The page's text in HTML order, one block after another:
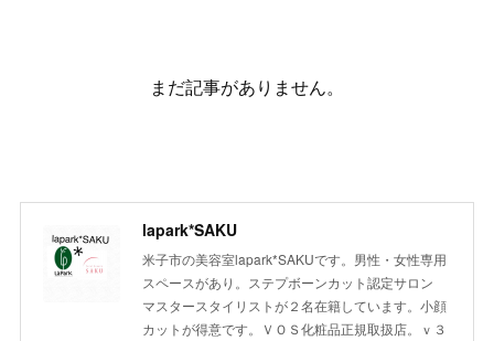
まだ記事がありません。
lapark*SAKU
米子市の美容室lapark*SAKUです。男性・女性専用
スペースがあり。ステプボーンカット認定サロン
マスタースタイリストが２名在籍しています。小顔
カットが得意です。ＶＯＳ化粧品正規取扱店。ｖ３